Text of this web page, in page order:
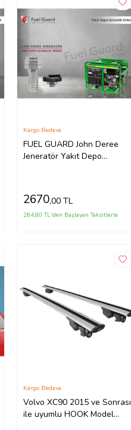
FUEL GUARD John Deree
Jeneratör Yakıt Depo
Kargo Bedava
2670,00 TL
284,80 TL'den Başlayan Taksitlerle
Volvo XC90 2015 ve Sonrası
ile uyumlu HOOK Model
Kargo Bedava